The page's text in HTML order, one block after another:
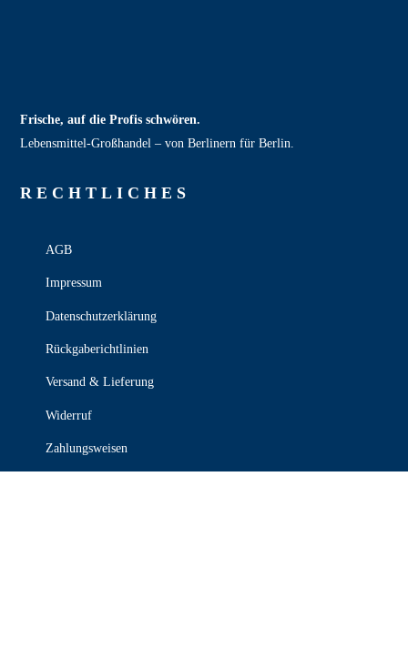
Frische, auf die Profis schwören.
Lebensmittel‑Großhandel – von Berlinern für Berlin.
RECHT­LICHES
AGB
Impressum
Datenschutzerklärung
Rückgaberichtlinien
Versand & Lieferung
Widerruf
Zahlungsweisen